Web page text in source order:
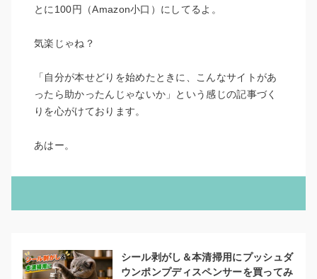
とに100円（Amazon小口）にしてるよ。
気楽じゃね？
「自分が本せどりを始めたときに、こんなサイトがあ
ったら助かったんじゃないか」という感じの記事づく
りを心がけております。
あはー。
シール剥がし＆本清掃用にプッシュダ
ウンポンプディスペンサーを買ってみ